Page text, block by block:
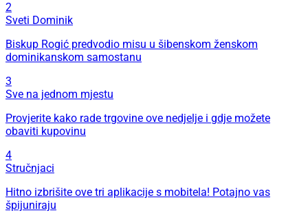
2
Sveti Dominik
Biskup Rogić predvodio misu u šibenskom ženskom
dominikanskom samostanu
3
Sve na jednom mjestu
Provjerite kako rade trgovine ove nedjelje i gdje možete
obaviti kupovinu
4
Stručnjaci
Hitno izbrišite ove tri aplikacije s mobitela! Potajno vas
špijuniraju